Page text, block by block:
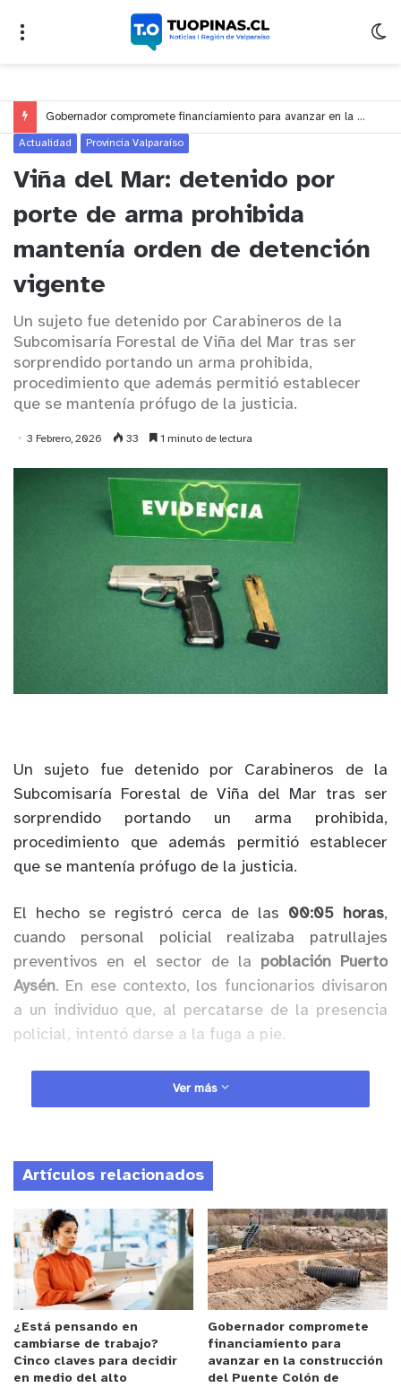
Gobernador compromete financiamiento para avanzar en la construcción del Puente Colón de Limache
Actualidad Provincia Valparaíso
Viña del Mar: detenido por
porte de arma prohibida
mantenía orden de detención
vigente
Un sujeto fue detenido por Carabineros de la
Subcomisaría Forestal de Viña del Mar tras ser
sorprendido portando un arma prohibida,
procedimiento que además permitió establecer
que se mantenía prófugo de la justicia.
3 Febrero, 2026 33 1 minuto de lectura
Un sujeto fue detenido por Carabineros de la
Subcomisaría Forestal de Viña del Mar tras ser
sorprendido portando un arma prohibida,
procedimiento que además permitió establecer
que se mantenía prófugo de la justicia.
El hecho se registró cerca de las 00:05 horas,
cuando personal policial realizaba patrullajes
preventivos en el sector de la población Puerto
Aysén. En ese contexto, los funcionarios divisaron
a un individuo que, al percatarse de la presencia
policial, intentó darse a la fuga a pie.
Anuncio Patrocinado
Tras un breve seguimiento, el sujeto fue alcanzado
Carabineros encontró al interior de un bolso una
pistola, la cual, de acuerdo a sus características
preliminares, correspondería a un armaa fogueo,
catalogada como arma prohibida.
Al verificar su identidad y antecedentes, se
estableció que el individuo mantenía unaorden de
detención vigente
por el delito deamenazas
simples, emanada desde elJuzgado de Garantía
de Viña del Mar
, por lo que se encontraba prófugo
Ver más
Artículos relacionados
¿Está pensando en
cambiarse de trabajo?
Cinco claves para decidir
en medio del alto
Gobernador compromete
financiamiento para
avanzar en la construcción
del Puente Colón de